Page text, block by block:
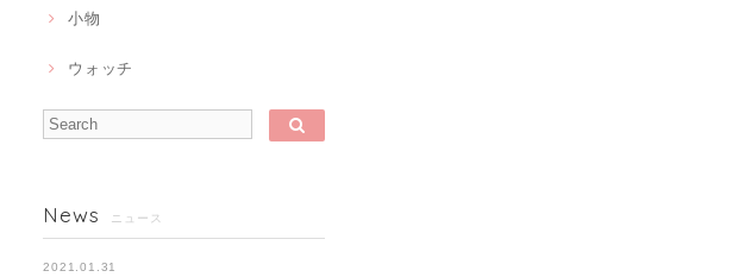
小物
ウォッチ
News ニュース
2021.01.31